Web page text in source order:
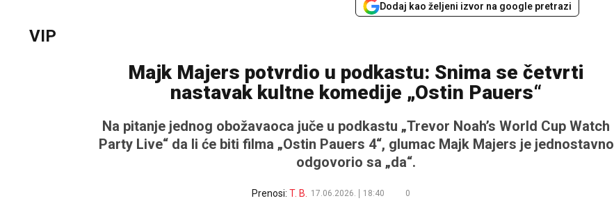
Dodaj kao željeni izvor na google pretrazi
VIP
Majk Majers potvrdio u podkastu: Snima se četvrti
nastavak kultne komedije „Ostin Pauers“
Na pitanje jednog obožavaoca juče u podkastu „Trevor Noah’s World Cup Watch
Party Live“ da li će biti filma „Ostin Pauers 4“, glumac Majk Majers je jednostavno
odgovorio sa „da“.
Prenosi: T. B. 17.06.2026. 18:40 0